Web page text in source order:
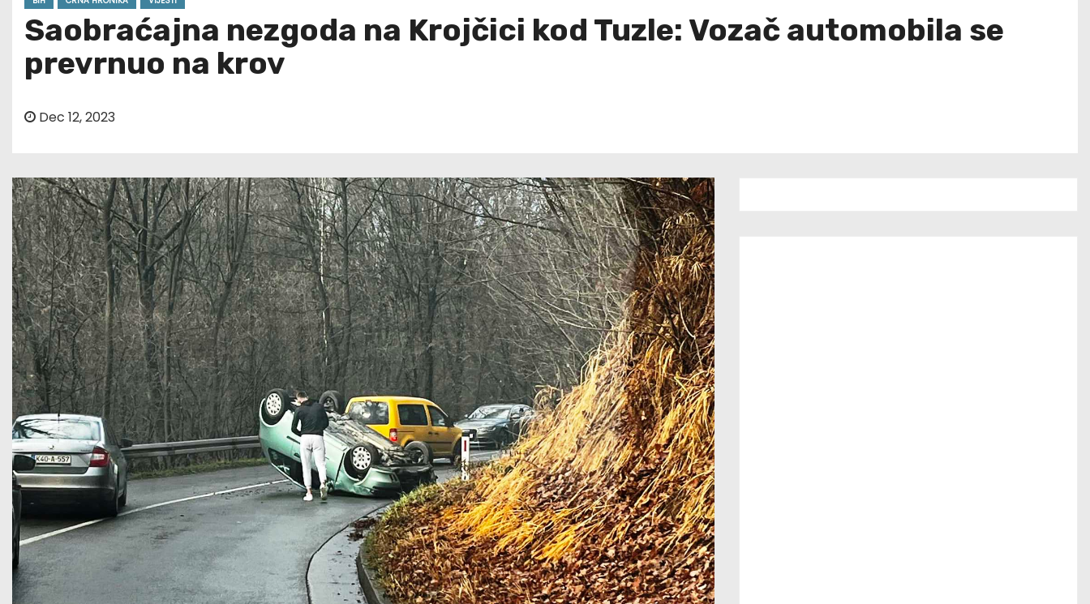
Saobraćajna nezgoda na Krojčici kod Tuzle: Vozač automobila se
prevrnuo na krov
Dec 12, 2023